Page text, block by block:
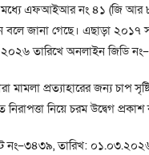
এফআইআর নং ৪১ (জি আর
জানা গেছে। এছাড়া ২০১৭
২০২৬ তারিখে অনলাইন জিডি
প্রত্যাহারের জন্য চাপ
নিয়ে চরম উদ্বেগ প্রকাশ
নং–৩৪৩৯, তারিখ: